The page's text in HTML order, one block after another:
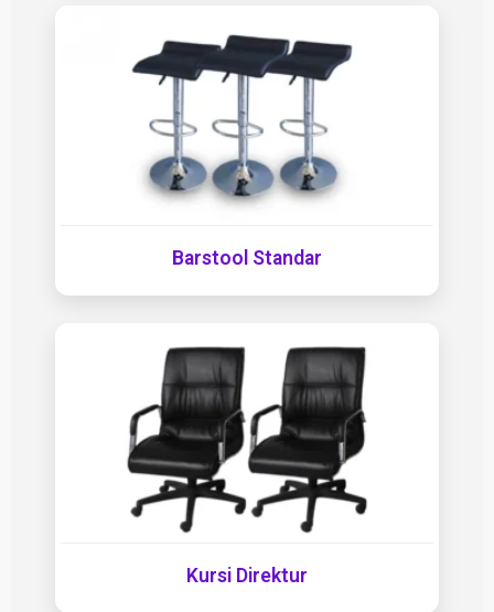
Barstool Standar
Kursi Direktur